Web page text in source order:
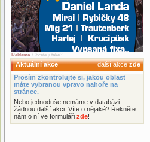
Reklama. Chcete ji také?
Aktuální akce další akcezde
Prosím zkontrolujte si, jakou oblast
máte vybranou vpravo nahoře na
stránce.
Nebo jednoduše nemáme v databázi
žádnou další akci. Víte o nějaké? Řekněte
nám o ní ve formuláři zde!